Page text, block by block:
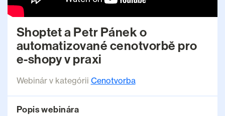
Shoptet a Petr Pánek o
automatizované cenotvorbě pro
e-shopy v praxi
Webinár v kategórii Cenotvorba
Popis webinára